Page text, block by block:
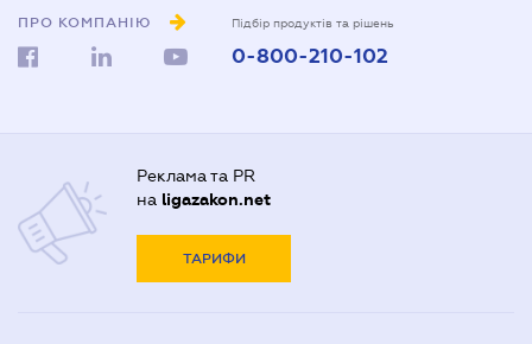
ПРО КОМПАНІЮ Підбір продуктів та рішень
0-800-210-102
Реклама та PR
на ligazakon.net
ТАРИФИ